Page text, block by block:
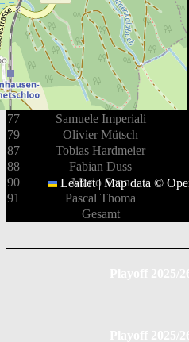
Leaflet |Map data ©
29
Marco Lüber
33
Mirco Stuber
39
Daren Bona
42
Nino Marzan
61
Michel De Martin
71
Adrian Stoob
76
Luciano Trepp
77
Samuele Imperiali
79
Olivier Mütsch
87
Tobias Hardmeier
88
Fabian Duss
90
Mario Senn
91
Pascal Thoma
Gesamt